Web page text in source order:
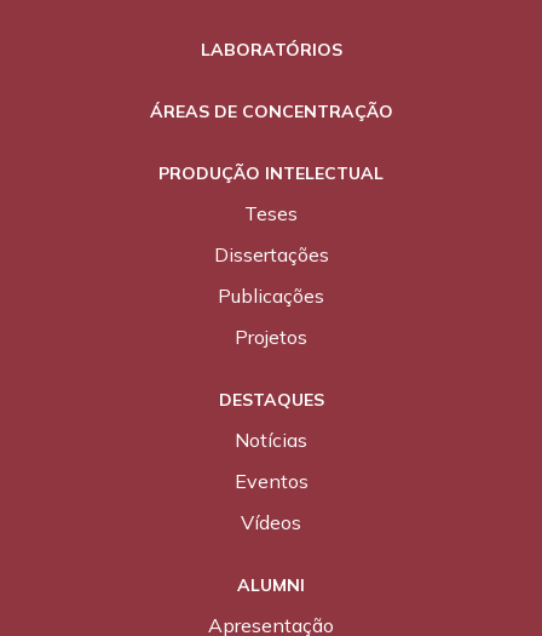
LABORATÓRIOS
ÁREAS DE CONCENTRAÇÃO
PRODUÇÃO INTELECTUAL
Teses
Dissertações
Publicações
Projetos
DESTAQUES
Notícias
Eventos
Vídeos
ALUMNI
Apresentação